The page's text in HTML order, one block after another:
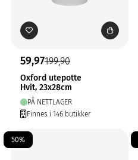
59,97199,90
Oxford utepotte
Hvit, 23x28cm
PÅ NETTLAGER
Finnes i 146 butikker
50%